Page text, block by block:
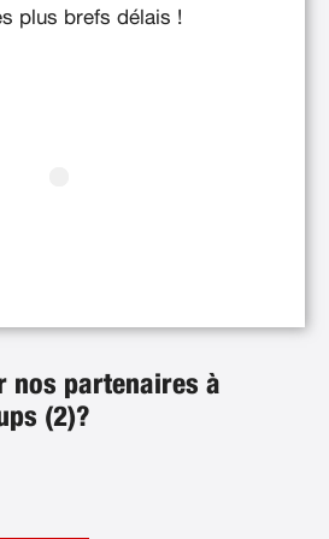
plus brefs délais !
nos partenaires à
(2)?